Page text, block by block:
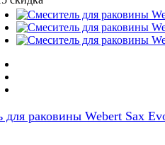
для раковины Webert Sax